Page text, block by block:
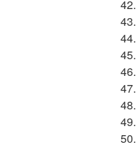
42.
43.
44.
45.
46.
47.
48.
49.
50.